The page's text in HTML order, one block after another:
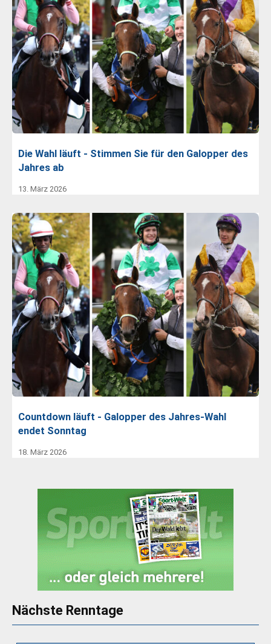
Die Wahl läuft - Stimmen Sie für den Galopper des
Jahres ab
13. März 2026
Countdown läuft - Galopper des Jahres-Wahl
endet Sonntag
18. März 2026
Nächste Renntage